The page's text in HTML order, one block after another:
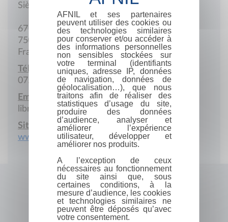
Siège social
67 Rue Saint-Jacques
75005 Paris
France
Téléphone portable :
07.84.67.70.11
Email :
librairie@editionsfenetres.fr
Site Internet :
www.editionsfenetres.fr
AFNIL et ses partenaires
peuvent utiliser des cookies ou
des technologies similaires
pour conserver et/ou accéder à
des informations personnelles
non sensibles stockées sur
votre terminal (identifiants
uniques, adresse IP, données
de navigation, données de
géolocalisation…), que nous
traitons afin de réaliser des
statistiques d’usage du site,
produire des données
d’audience, analyser et
améliorer l’expérience
utilisateur, développer et
améliorer nos produits.
A l’exception de ceux
nécessaires au fonctionnement
du site ainsi que, sous
certaines conditions, à la
mesure d’audience, les cookies
et technologies similaires ne
peuvent être déposés qu’avec
votre consentement.